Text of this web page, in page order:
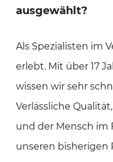
ausgewählt?
Als Spezialisten im
erlebt. Mit über 17
wissen wir sehr
Verlässliche
und der Mensch im
unseren bisherigen